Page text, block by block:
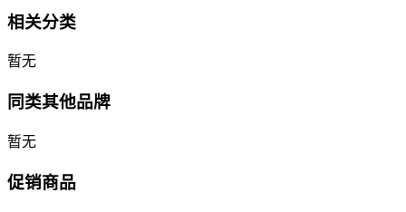
相关分类
暂无
同类其他品牌
暂无
促销商品